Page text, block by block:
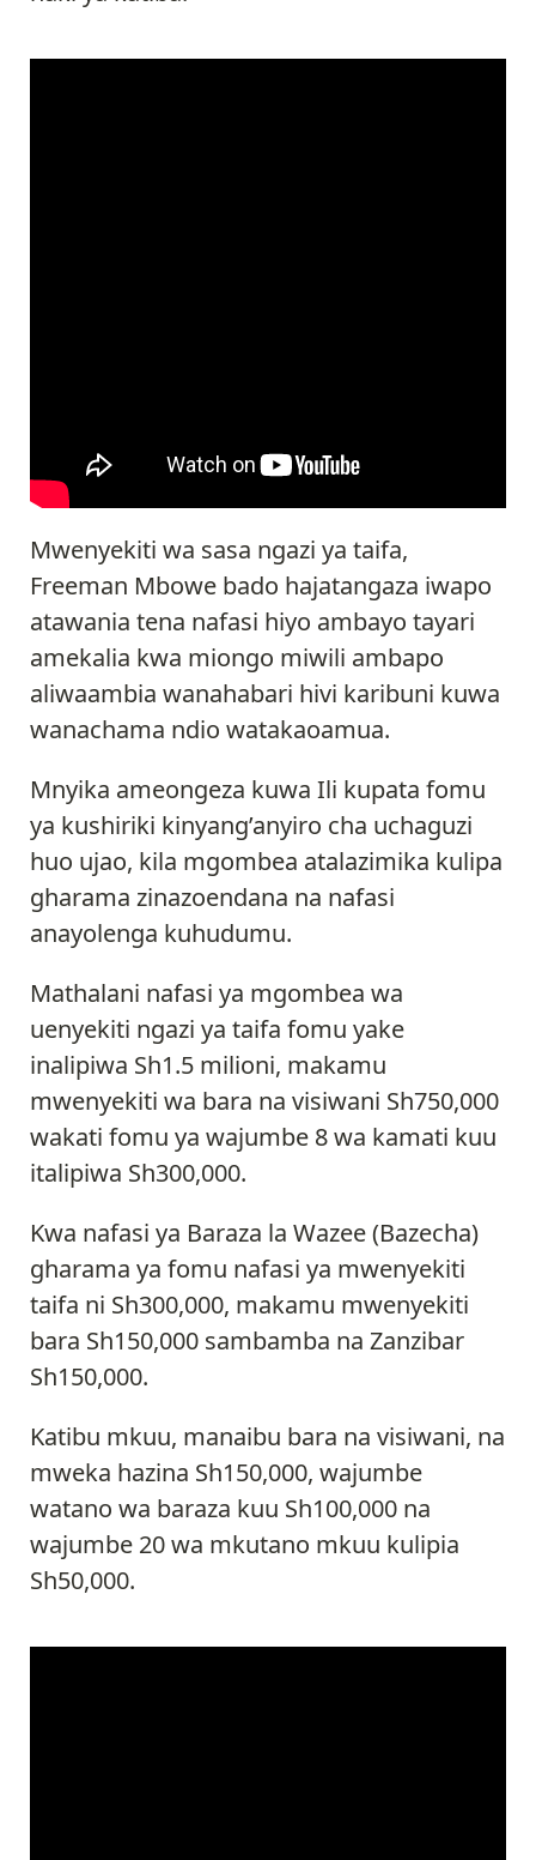
Mwenyekiti wa sasa ngazi ya taifa,
Freeman Mbowe bado hajatangaza iwapo
atawania tena nafasi hiyo ambayo tayari
amekalia kwa miongo miwili ambapo
aliwaambia wanahabari hivi karibuni kuwa
wanachama ndio watakaoamua.
Mnyika ameongeza kuwa Ili kupata fomu
ya kushiriki kinyang’anyiro cha uchaguzi
huo ujao, kila mgombea atalazimika kulipa
gharama zinazoendana na nafasi
anayolenga kuhudumu.
Mathalani nafasi ya mgombea wa
uenyekiti ngazi ya taifa fomu yake
inalipiwa Sh1.5 milioni, makamu
mwenyekiti wa bara na visiwani Sh750,000
wakati fomu ya wajumbe 8 wa kamati kuu
italipiwa Sh300,000.
Kwa nafasi ya Baraza la Wazee (Bazecha)
gharama ya fomu nafasi ya mwenyekiti
taifa ni Sh300,000, makamu mwenyekiti
bara Sh150,000 sambamba na Zanzibar
Sh150,000.
Katibu mkuu, manaibu bara na visiwani, na
mweka hazina Sh150,000, wajumbe
watano wa baraza kuu Sh100,000 na
wajumbe 20 wa mkutano mkuu kulipia
Sh50,000.